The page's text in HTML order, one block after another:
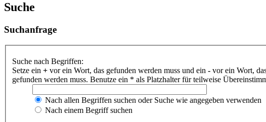
Suche
Suchanfrage
Suche nach Begriffen:
Setze ein + vor ein Wort, das gefunden werden muss und ein - vor ein Wort,
gefunden werden muss. Benutze ein * als Platzhalter für teilweise
Nach allen Begriffen suchen oder Suche wie angegeben verwenden
Nach einem Begriff suchen